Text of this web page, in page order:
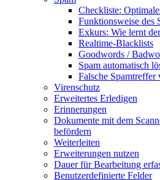
Checkliste:
Funktionsweise des
Exkurs: Wie lernt
Realtime-Blacklists
Goodwords /
Spam automatisch
Falsche Spamtreffer
Virenschutz
Erweitertes Erledigen
Erinnerungen
Dokumente mit dem
befördern
Weiterleiten
Erweiterungen nutzen
Dauer für Bearbeitung
Benutzerdefinierte Felder